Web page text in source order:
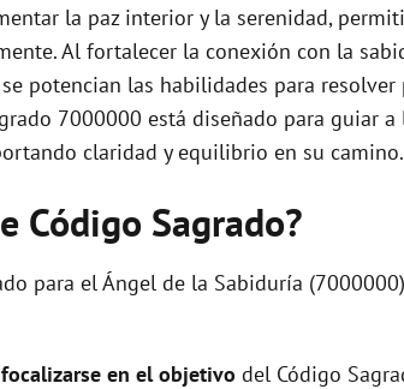
la paz interior y la serenidad,
Al fortalecer la conexión con la
potencian las habilidades para
7000000 está diseñado para guiar a
claridad y equilibrio en su camino.
Código Sagrado?
para el Ángel de la Sabiduría
en el objetivo del Código